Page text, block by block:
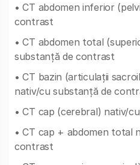
• CT abdomen inferior
contrast
• CT abdomen total
substanță de contrast
• CT bazin (articulații
nativ/cu substanță de
• CT cap (cerebral) nativ/
• CT cap + abdomen total
contrast